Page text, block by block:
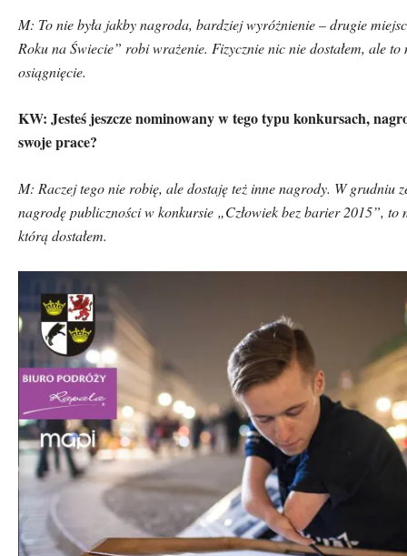
M: To nie była jakby nagroda, bardziej wyróżnienie – drugie
Roku na Świecie” robi wrażenie. Fizycznie nic nie dostałem, ale to
osiągnięcie.
KW: Jesteś jeszcze nominowany w tego typu konkursach,
swoje prace?
M: Raczej tego nie robię, ale dostaję też inne nagrody. W grudniu
nagrodę publiczności w konkursie „Człowiek bez barier 2015”, to
którą dostałem.